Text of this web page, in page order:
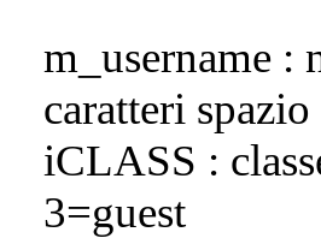
m_username :
caratteri
iCLASS :
3=guest